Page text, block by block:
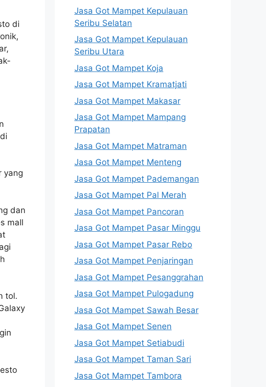
di
yang
dan
mall
tol.
Jasa Got Mampet Kepulauan
Seribu Selatan
Jasa Got Mampet Kepulauan
Seribu Utara
Jasa Got Mampet Koja
Jasa Got Mampet Kramatjati
Jasa Got Mampet Makasar
Jasa Got Mampet Mampang
Prapatan
Jasa Got Mampet Matraman
Jasa Got Mampet Menteng
Jasa Got Mampet Pademangan
Jasa Got Mampet Pal Merah
Jasa Got Mampet Pancoran
Jasa Got Mampet Pasar Minggu
Jasa Got Mampet Pasar Rebo
Jasa Got Mampet Penjaringan
Jasa Got Mampet Pesanggrahan
Jasa Got Mampet Pulogadung
Jasa Got Mampet Sawah Besar
Jasa Got Mampet Senen
Jasa Got Mampet Setiabudi
Jasa Got Mampet Taman Sari
Jasa Got Mampet Tambora